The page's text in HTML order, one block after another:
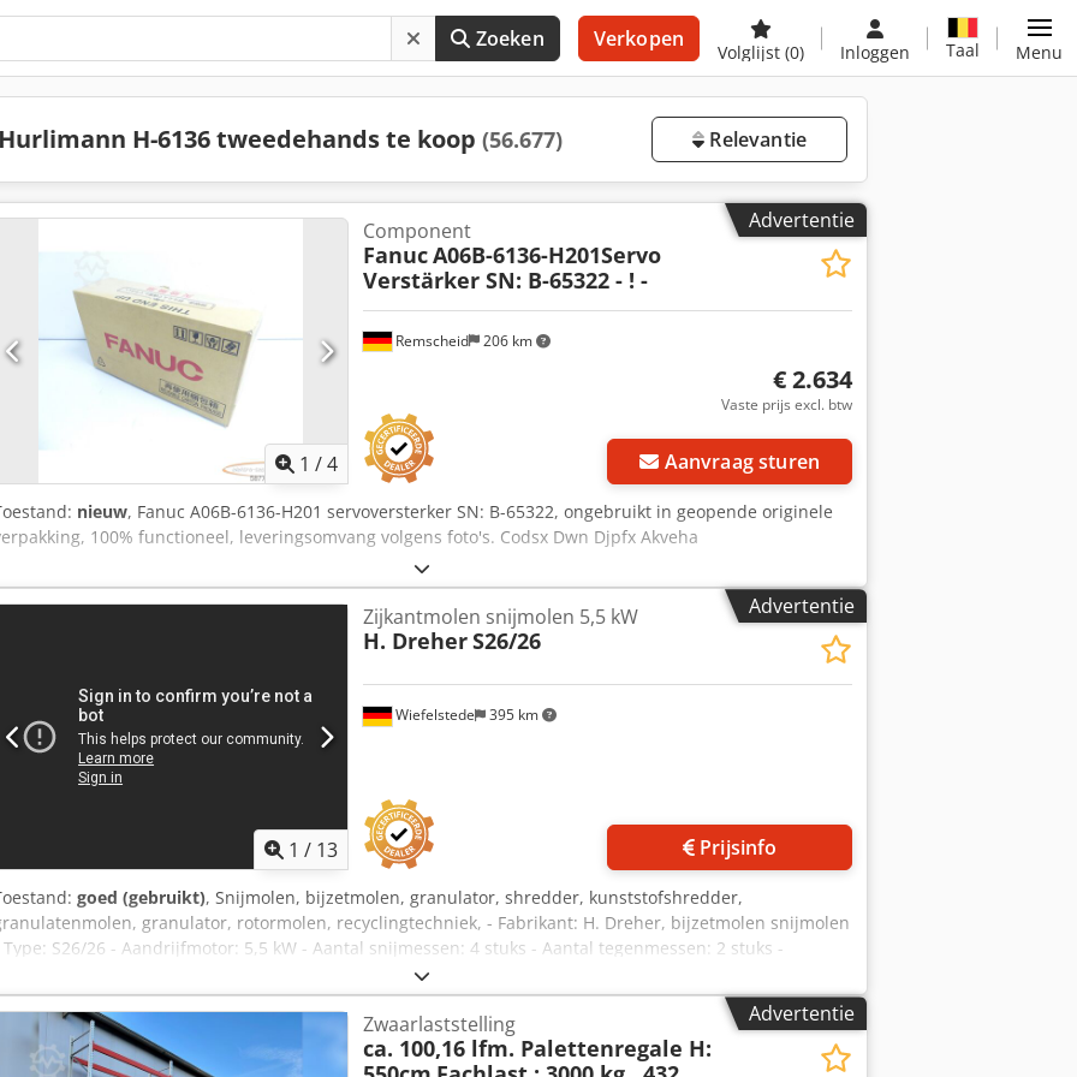
Zoeken Verkopen
Volglijst (0) Inloggen Taal Menu
Hurlimann H-6136 tweedehands te koop (56.677) Relevantie
Advertentie
1 /4
Remscheid 206 km
Component
FanucA06B-6136-H201Servo
Verstärker SN: B-65322 - ! -
€ 2.634
Vaste prijs excl. btw
Aanvraag sturen
nieuw, Fanuc A06B-6136-H201 servoversterker SN: B-65322, ongebruikt in geopende originele
100% functioneel, leveringsomvang volgens foto's. Codsx Dwn Djpfx Akveha
Advertentie
1 / 13
Wiefelstede 395 km
Zijkantmolen snijmolen 5,5 kW
H. DreherS26/26
Prijsinfo
goed (gebruikt), Snijmolen, bijzetmolen, granulator, shredder, kunststofshredder,
granulator, rotormolen, recyclingtechniek, - Fabrikant: H. Dreher, bijzetmolen snijmolen
Type: S26/26 - Aandrijfmotor: 5,5 kW - Aantal snijmessen: 4 stuks - Aantal tegenmessen: 2 stuks -
Zeefperforatie: Ø 8 mm - Rotorbreedte: 250 mm - Rotordiameter: 260 mm Chsdpfxozf Ng Ue Akvoa -
1 snijmolen beschikbaar - Prijs: per stuk - Afmetingen: 650/1460/H1880 mm - Gewicht: 475 kg
Advertentie
Zwaarlaststelling
ca. 100,16 lfm. Palettenregale H: